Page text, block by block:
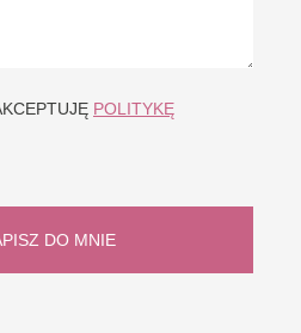
POLITYKĘ
DO MNIE